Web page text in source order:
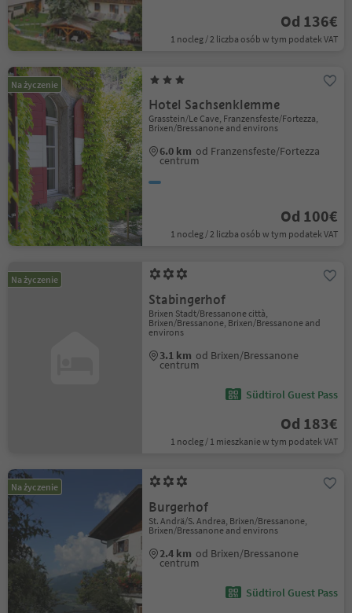
Od 136€
1 nocleg / 2 liczba osób w tym podatek VAT
Na życzenie
Hotel Sachsenklemme
Grasstein/Le Cave, Franzensfeste/Fortezza,
Brixen/Bressanone and environs
6.0 km od Franzensfeste/Fortezza
centrum
Od 100€
1 nocleg / 2 liczba osób w tym podatek VAT
Na życzenie
Stabingerhof
Brixen Stadt/Bressanone città,
Brixen/Bressanone, Brixen/Bressanone and
environs
3.1 km od Brixen/Bressanone
centrum
Südtirol Guest Pass
Od 183€
1 nocleg / 1 mieszkanie w tym podatek VAT
Na życzenie
Burgerhof
St. Andrä/S. Andrea, Brixen/Bressanone,
Brixen/Bressanone and environs
2.4 km od Brixen/Bressanone
centrum
Südtirol Guest Pass